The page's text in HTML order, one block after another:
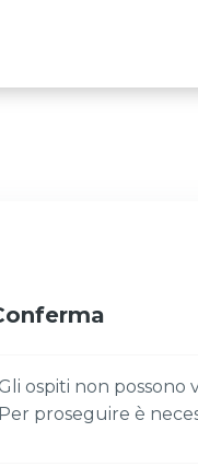
Gli ospiti non possono
Per proseguire è